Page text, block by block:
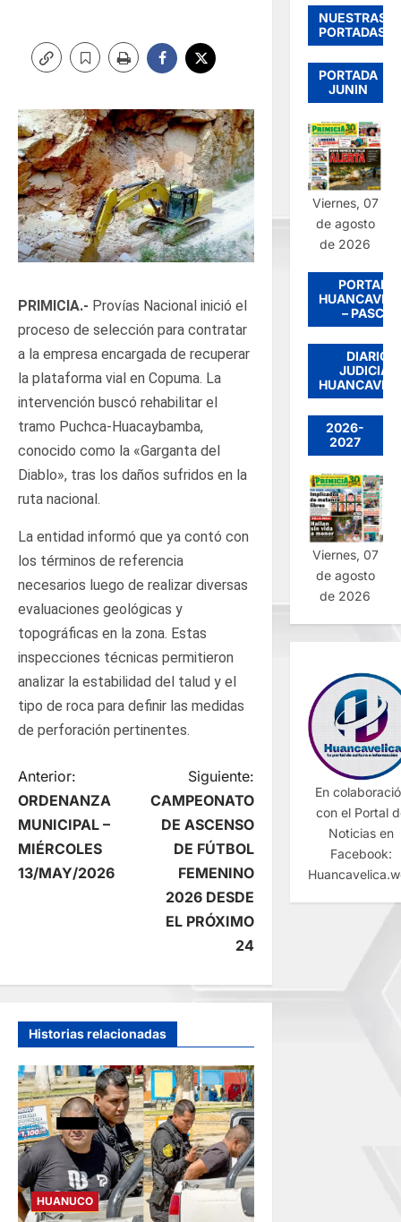
PRIMICIA.- Provías Nacional inició el
proceso de selección para contratar
a la empresa encargada de recuperar
la plataforma vial en Copuma. La
intervención buscó rehabilitar el
tramo Puchca-Huacaybamba,
conocido como la «Garganta del
Diablo», tras los daños sufridos en la
ruta nacional.
La entidad informó que ya contó con
los términos de referencia
necesarios luego de realizar diversas
evaluaciones geológicas y
topográficas en la zona. Estas
inspecciones técnicas permitieron
analizar la estabilidad del talud y el
tipo de roca para definir las medidas
de perforación pertinentes.
N
a
v
a
c
i
ó
n
d
Anterior:
ORDENANZA
MUNICIPAL –
MIÉRCOLES
13/MAY/2026
Siguiente:
CAMPEONATO
DE ASCENSO
DE FÚTBOL
FEMENINO
2026 DESDE
EL PRÓXIMO
24
Historias relacionadas
HUANUCO
NUESTRAS
PORTADAS
PORTADA
JUNIN
Viernes, 07
de agosto
de 2026
PORTADA
– PASCO
DIARIO
JUDICIAL
2026-
2027
Viernes, 07
de agosto
de 2026
En
con el Portal
Noticias en
Facebook: